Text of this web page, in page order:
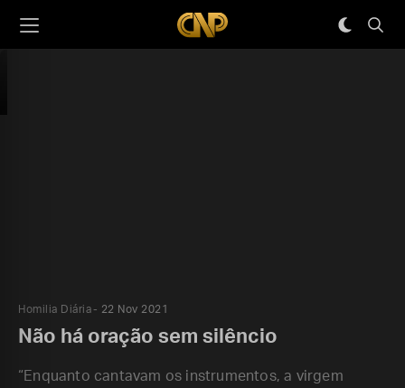
Homilia Diária 22 Nov 2021
Não há oração sem silêncio
“Enquanto cantavam os instrumentos, a virgem